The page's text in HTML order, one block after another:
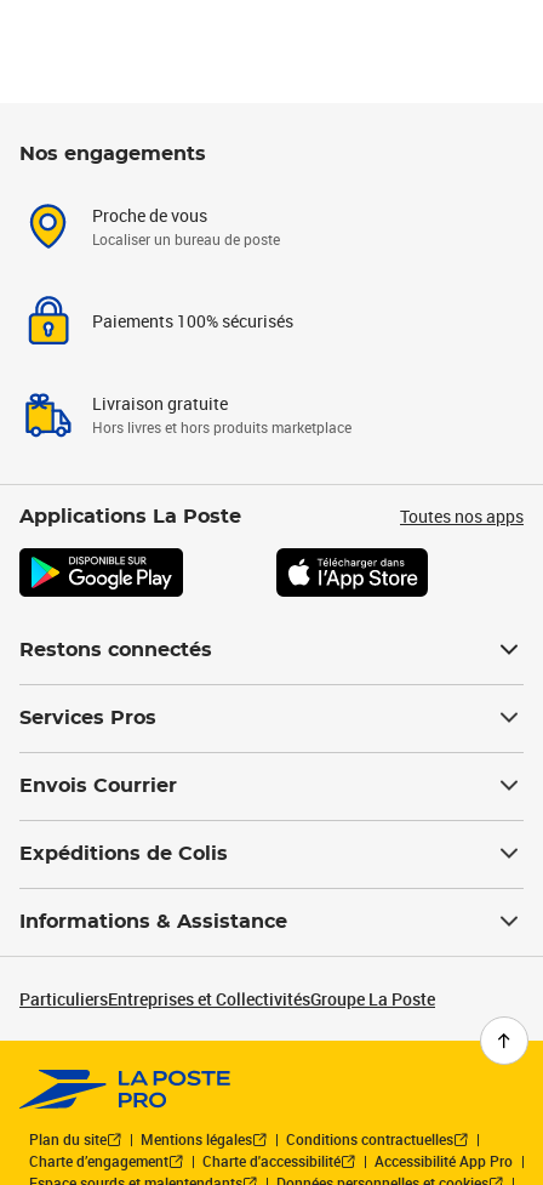
Nos engagements
Proche de vous
Localiser un bureau de poste
Paiements 100% sécurisés
Livraison gratuite
Hors livres et hors produits marketplace
Applications La Poste Toutes nos apps
Restons connectés
Services Pros
Envois Courrier
Expéditions de Colis
Informations & Assistance
ParticuliersEntreprises et CollectivitésGroupe La Poste
Plan du site Mentions légales
Conditions contractuelles
Charte d’engagement
Charte d'accessibilité
Accessibilité App Pro